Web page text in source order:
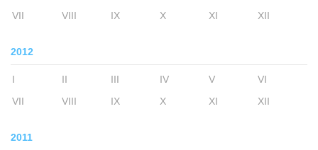
VII
VIII IX X XI XII
2012
I II III IV V
VI
VII
VIII IX X XI XII
2011